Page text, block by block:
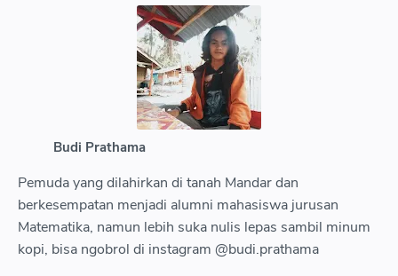
Budi Prathama
Pemuda yang dilahirkan di tanah Mandar dan
berkesempatan menjadi alumni mahasiswa jurusan
Matematika, namun lebih suka nulis lepas sambil minum
kopi, bisa ngobrol di instagram @budi.prathama